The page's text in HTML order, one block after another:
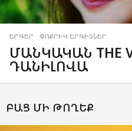
ԵՐԳԵՐ ,ՓՈՔՐԻԿ ԵՐԳԻՉՆԵՐ
ՄԱՆԿԱԿԱՆ THE
ԴԱՆԻԼՈՎԱ
ԲԱՑ ՄԻ ԹՈՂԵՔ